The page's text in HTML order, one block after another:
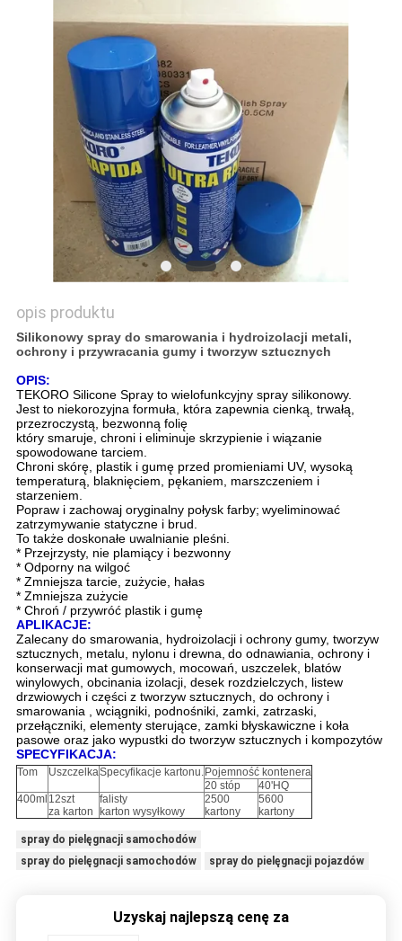
SITEMAP
POLITYKA
PRYWATNOŚCI
opis produktu
Silikonowy spray do smarowania i hydroizolacji metali,
ochrony i przywracania gumy i tworzyw sztucznych
OPIS:
TEKORO Silicone Spray to wielofunkcyjny spray silikonowy.
Jest to niekorozyjna formuła, która zapewnia cienką, trwałą,
przezroczystą, bezwonną folię
który smaruje, chroni i eliminuje skrzypienie i wiązanie
spowodowane tarciem.
Chroni skórę, plastik i gumę przed promieniami UV, wysoką
temperaturą, blaknięciem, pękaniem, marszczeniem i
starzeniem.
Popraw i zachowaj oryginalny połysk farby; wyeliminować
zatrzymywanie statyczne i brud.
To także doskonałe uwalnianie pleśni.
* Przejrzysty, nie plamiący i bezwonny
* Odporny na wilgoć
* Zmniejsza tarcie, zużycie, hałas
* Zmniejsza zużycie
* Chroń / przywróć plastik i gumę
APLIKACJE:
Zalecany do smarowania, hydroizolacji i ochrony gumy, tworzyw
sztucznych, metalu, nylonu i drewna, do odnawiania, ochrony i
konserwacji mat gumowych, mocowań, uszczelek, blatów
winylowych, obcinania izolacji, desek rozdzielczych, listew
drzwiowych i części z tworzyw sztucznych, do ochrony i
smarowania , wciągniki, podnośniki, zamki, zatrzaski,
przełączniki, elementy sterujące, zamki błyskawiczne i koła
pasowe oraz jako wypustki do tworzyw sztucznych i kompozytów
SPECYFIKACJA:
Tom UszczelkaSpecyfikacje kartonu. Pojemność kontenera
20 stóp
40'HQ
400ml 12szt
za karton
falisty
karton wysyłkowy
2500
kartony
5600
kartony
spray do pielęgnacji samochodów
spray do pielęgnacji samochodów
spray do pielęgnacji pojazdów
Uzyskaj najlepszą cenę za